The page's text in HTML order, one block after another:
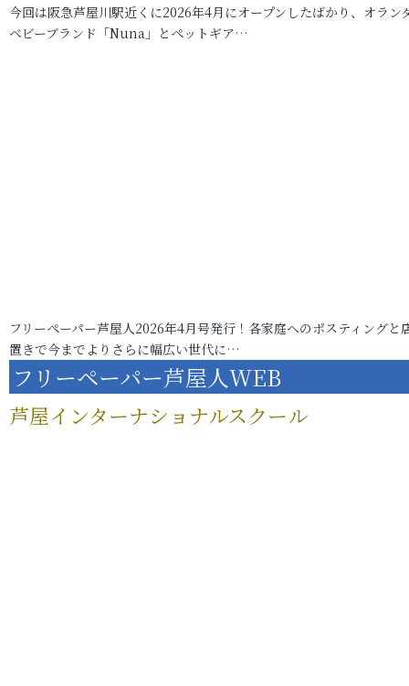
今回は阪急芦屋川駅近くに2026年4月にオープンしたばかり、オラン
ベビーブランド「Nuna」とペットギア…
フリーペーパー芦屋人2026年4月号発行！各家庭へのポスティングと
置きで今までよりさらに幅広い世代に…
フリーペーパー芦屋人WEB
芦屋インターナショナルスクール